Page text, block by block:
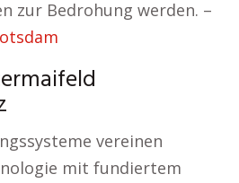
zur Bedrohung werden. –
vereinen
mit fundiertem